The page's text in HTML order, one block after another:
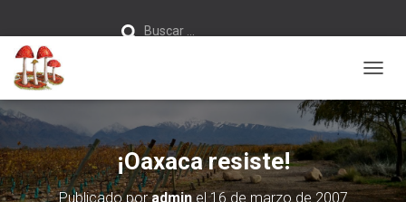
Buscar …
A
M
B
I
A
R
¡Oaxaca resiste!
Publicado poradminel16 de marzo de 2007